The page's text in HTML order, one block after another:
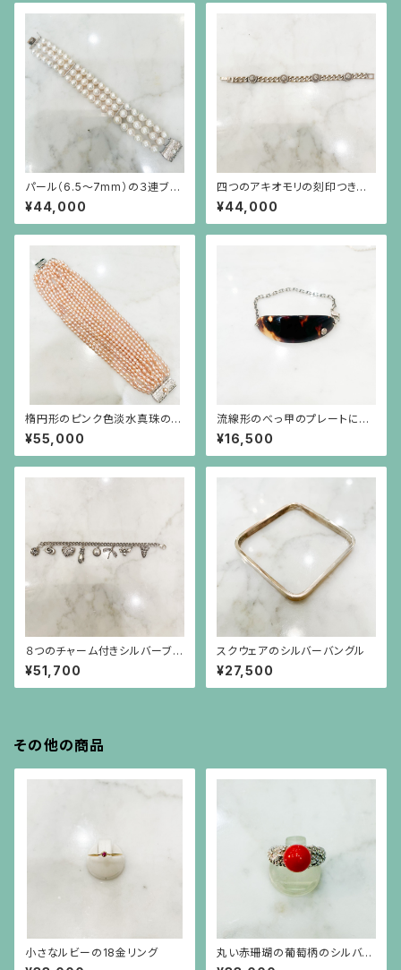
パール（6.5〜7mm）の３連ブレ
スレット
¥44,000
四つのアキオモリの刻印つきシ
ルバーブレスレット
¥44,000
楕円形のピンク色淡水真珠の16
連ブレスレット、シルバー金具
¥55,000
流線形のべっ甲のプレートにシ
ルバーチェーンのブレスレット
（アキオモリのシルバー刻印付
き）
¥16,500
８つのチャーム付きシルバーブレ
スレット
¥51,700
スクウェアのシルバーバングル
¥27,500
その他の商品
小さなルビーの18金リング
丸い赤珊瑚の葡萄柄のシルバー
台リング